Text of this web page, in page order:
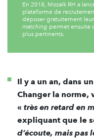
En 2018, Mozaïk RH a
plateforme de
déposer gratuitement
matching permet ensuite
plus pertinents.
Il y a un an, dans
Changer la norme,
« très en retard en
expliquant que le
d’écoute, mais pas